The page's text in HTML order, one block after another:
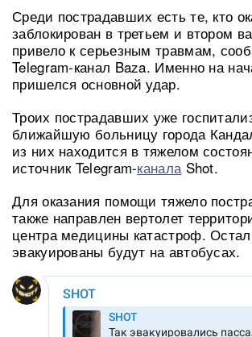
Среди пострадавших есть те, кто
заблокирован в третьем и втором
привело к серьезным травмам,
Telegram-канал Baza. Именно на
пришелся основной удар.
Троих пострадавших уже
ближайшую больницу города
из них находится в тяжелом
источник Telegram-канала Shot.
Для оказания помощи тяжело
также направлен вертолет
центра медицины катастроф.
эвакуированы будут на автобусах.